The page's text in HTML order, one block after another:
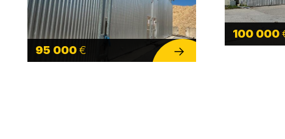
95 000€
100 000